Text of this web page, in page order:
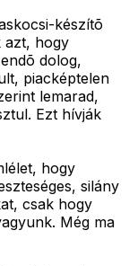
készítõ
azt, hogy
dolog,
piacképtelen
lemarad,
Ezt hívják
hogy
silány
csak hogy
Még ma